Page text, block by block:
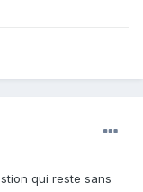
qui reste sans